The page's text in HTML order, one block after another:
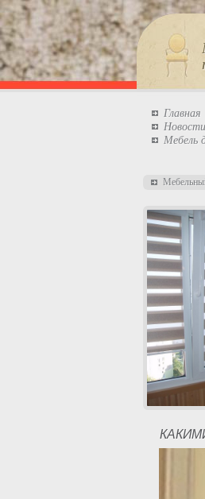
Главная
Новости
Мебель